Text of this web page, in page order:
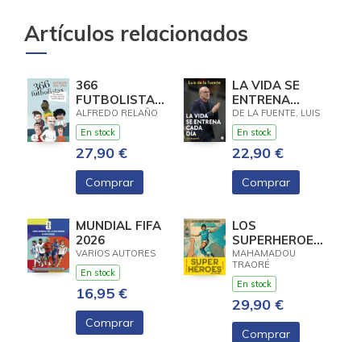
Artículos relacionados
366
FUTBOLISTAS
DE TODOS LOS
TIEMPOS QUE
HAN HECHO
ALFREDO RELAÑO
En stock
27,90 €
Comprar
LA VIDA SE
ENTRENA
CADA DIA
DE LA FUENTE, LUIS
En stock
22,90 €
Comprar
MUNDIAL FIFA
2026
VARIOS AUTORES
En stock
16,95 €
Comprar
LOS
SUPERHEROES
DE FUTBOL
MAHAMADOU
TRAORÉ
En stock
29,90 €
Comprar